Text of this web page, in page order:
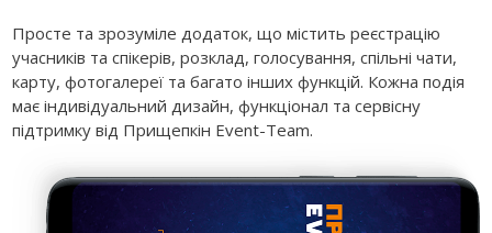
Просте та зрозуміле додаток, що містить реєстрацію
учасників та спікерів, розклад, голосування, спільні чати,
карту, фотогалереї та багато інших функцій. Кожна подія
має індивідуальний дизайн, функціонал та сервісну
підтримку від Прищепкін Event-Team.